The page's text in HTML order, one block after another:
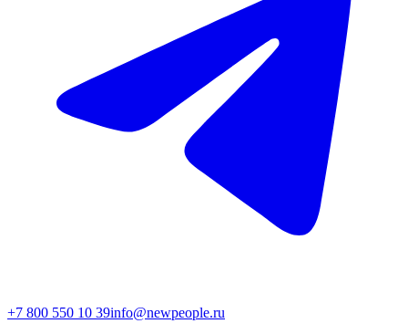
+7 800 550 10 39info@newpeople.ru